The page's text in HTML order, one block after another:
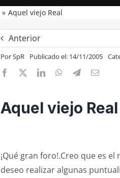
Aquel viejo Real
Anterior
PorSpR Publicado el: 14/11/2005
Aquel viejo Real
¡Qué gran foro!.Creo que es
deseo realizar algunas